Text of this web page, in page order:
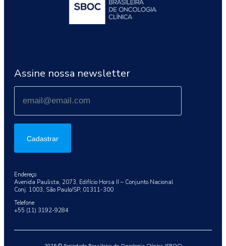
Assine nossa newsletter
Cadastrar
Endereço
Avenida Paulista, 2073, Edifício Horsa II – Conjunto Nacional
Conj. 1003, São Paulo/SP, 01311-300
Telefone
+55 (11) 3192-9284